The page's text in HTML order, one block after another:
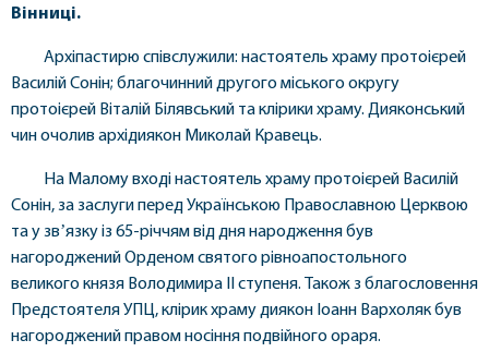
Вінниці.
Архіпастирю співслужили: настоятель храму протоієрей
Василій Сонін; благочинний другого міського округу
протоієрей Віталій Білявський та клірики храму. Дияконський
чин очолив архідиякон Миколай Кравець.
На Малому вході настоятель храму протоієрей Василій
Сонін, за заслуги перед Українською Православною Церквою
та у звʼязку із 65-річчям від дня народження був
нагороджений Орденом святого рівноапостольного
великого князя Володимира ІІ ступеня. Також з благословення
Предстоятеля УПЦ, клірик храму диякон Іоанн Вархоляк був
нагороджений правом носіння подвійного ораря.